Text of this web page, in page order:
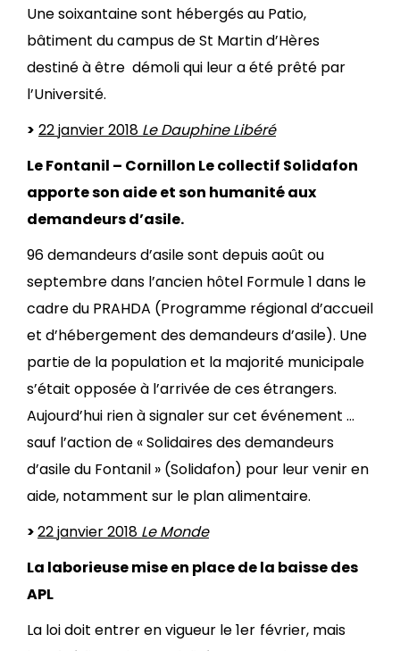
Une soixantaine sont hébergés au Patio,
bâtiment du campus de St Martin d’Hères
destiné à être démoli qui leur a été prêté par
l’Université.
> 22 janvier 2018 Le Dauphine Libéré
Le Fontanil – Cornillon Le collectif Solidafon
apporte son aide et son humanité aux
demandeurs d’asile.
96 demandeurs d’asile sont depuis août ou
septembre dans l’ancien hôtel Formule 1 dans le
cadre du PRAHDA (Programme régional d’accueil
et d’hébergement des demandeurs d’asile). Une
partie de la population et la majorité municipale
s’était opposée à l’arrivée de ces étrangers.
Aujourd’hui rien à signaler sur cet événement …
sauf l’action de « Solidaires des demandeurs
d’asile du Fontanil » (Solidafon) pour leur venir en
aide, notamment sur le plan alimentaire.
>22 janvier 2018 Le Monde
La laborieuse mise en place de la baisse des
APL
La loi doit entrer en vigueur le 1er février, mais